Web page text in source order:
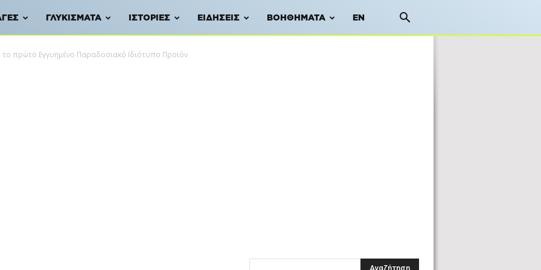
ΓΛΥΚΊΣΜΑΤΑ ΙΣΤΟΡΊΕΣ ΕΙΔΉΣΕΙΣ ΒΟΗΘΉΜΑΤΑ EN
το πρώτο Εγγυημένο Παραδοσιακό Ιδιότυπο Προϊόν